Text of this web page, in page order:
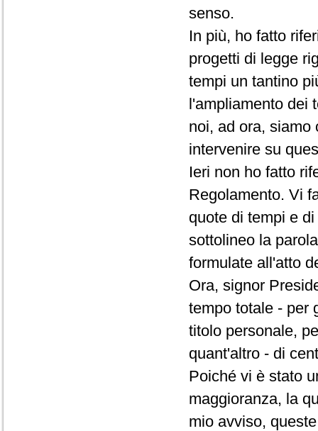
senso.
In più, ho fatto
progetti di legge
tempi un tantino
l'ampliamento dei
noi, ad ora, siamo
intervenire su
Ieri non ho fatto
Regolamento. Vi
quote di tempi e
sottolineo la
formulate all'atto
Ora, signor
tempo totale - per
titolo personale,
quant'altro - di
Poiché vi è stato
maggioranza, la
mio avviso,